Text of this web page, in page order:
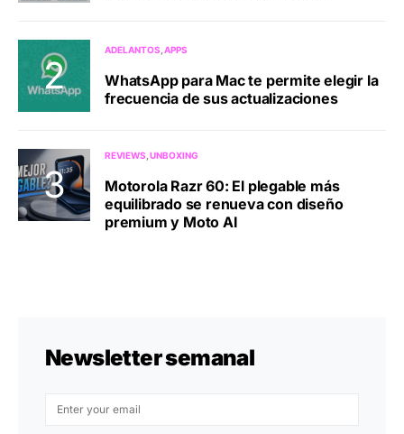
ADELANTOS APPS
WhatsApp para Mac te permite elegir la
frecuencia de sus actualizaciones
REVIEWS UNBOXING
Motorola Razr 60: El plegable más
equilibrado se renueva con diseño
premium y Moto AI
Newsletter semanal